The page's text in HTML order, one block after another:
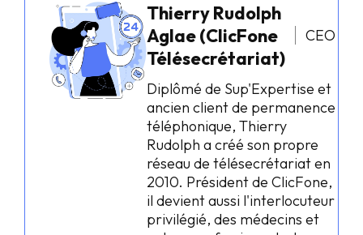
Thierry Rudolph
Aglae (ClicFone
Télésecrétariat)
CEO
Diplômé de Sup'Expertise et
ancien client de permanence
téléphonique, Thierry
Rudolph a créé son propre
réseau de télésecrétariat en
2010. Président de ClicFone,
il devient aussi l'interlocuteur
privilégié, des médecins et